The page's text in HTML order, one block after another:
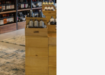
Temperatura: 14ºC a 16ºC
reina ana
vinho tinto
synera
branco